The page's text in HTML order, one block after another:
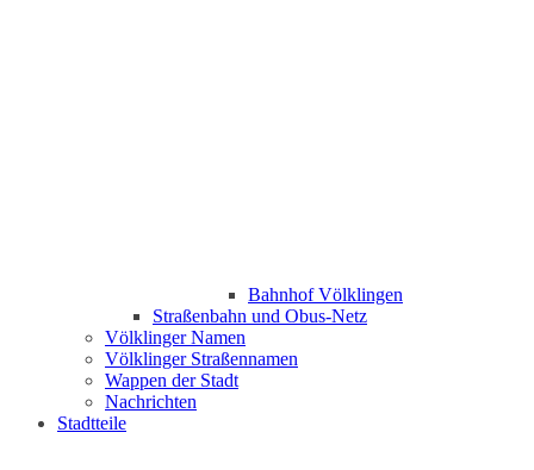
Bahnhof Völklingen
Straßenbahn und Obus-Netz
Völklinger Namen
Völklinger Straßennamen
Wappen der Stadt
Nachrichten
Stadtteile